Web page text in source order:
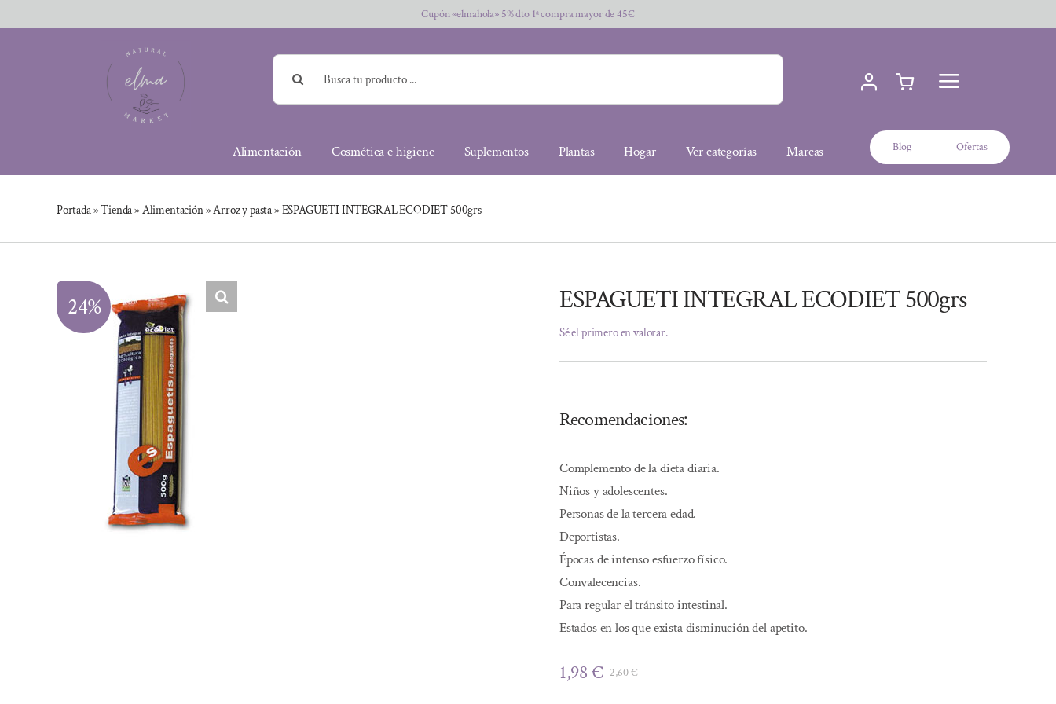
al
Cupón «elmahola» 5% dto 1ª compra mayor de 45€
Buscar:
Alimentación Cosmética e higiene Suplementos Plantas Hogar Ver categorías Marcas Blog Ofertas
Portada»Tienda»Alimentación»Arroz y pasta»ESPAGUETI INTEGRAL ECODIET 500grs
24% ESPAGUETI INTEGRAL ECODIET 500grs
Sé el primero en valorar.
Recomendaciones:
Complemento de la dieta diaria.
Niños y adolescentes.
Personas de la tercera edad.
Deportistas.
Épocas de intenso esfuerzo físico.
Convalecencias.
Para regular el tránsito intestinal.
Estados en los que exista disminución del apetito.
2,60€El
1,98€
El